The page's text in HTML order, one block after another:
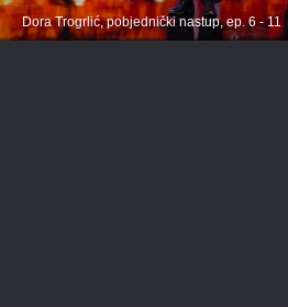
Dora Trogrlić, pobjednički nastup, ep. 6 - 11